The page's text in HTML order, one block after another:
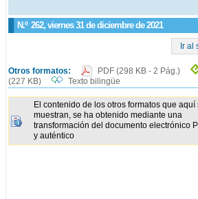
N.º 262, viernes 31 de diciembre de 2021
Ir al
Otros formatos: PDF (298 KB - 2 Pág.)
(227 KB)
Texto bilingüe
El contenido de los otros formatos que aquí
muestran, se ha obtenido mediante una
transformación del documento electrónico
y auténtico